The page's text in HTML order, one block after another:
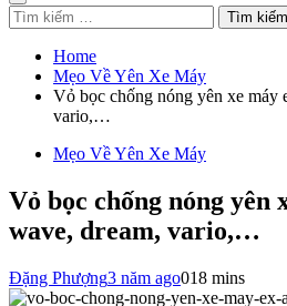
Tìm
kiếm
cho:
Home
Mẹo Về Yên Xe Máy
Vỏ bọc chống nóng yên xe máy
vario,…
Mẹo Về Yên Xe Máy
Vỏ bọc chống nóng yên
wave, dream, vario,…
Đặng Phượng3 năm ago018 mins